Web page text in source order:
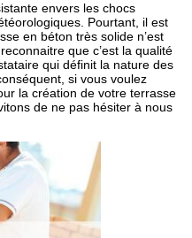
envers les chocs
Pourtant, il est
en béton très solide n’est
que c’est la qualité
qui définit la nature des
si vous voulez
la création de votre terrasse
de ne pas hésiter à nous